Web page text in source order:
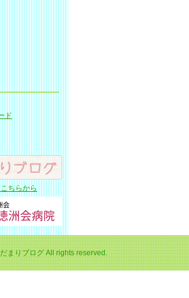
ド
ちらから
まりブログ All rights reserved.